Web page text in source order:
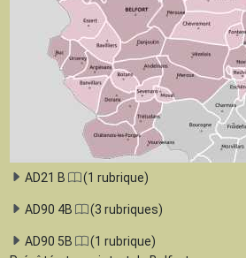
AD21 B (1 rubrique)
AD90 4B (3 rubriques)
AD90 5B
(1 rubrique)